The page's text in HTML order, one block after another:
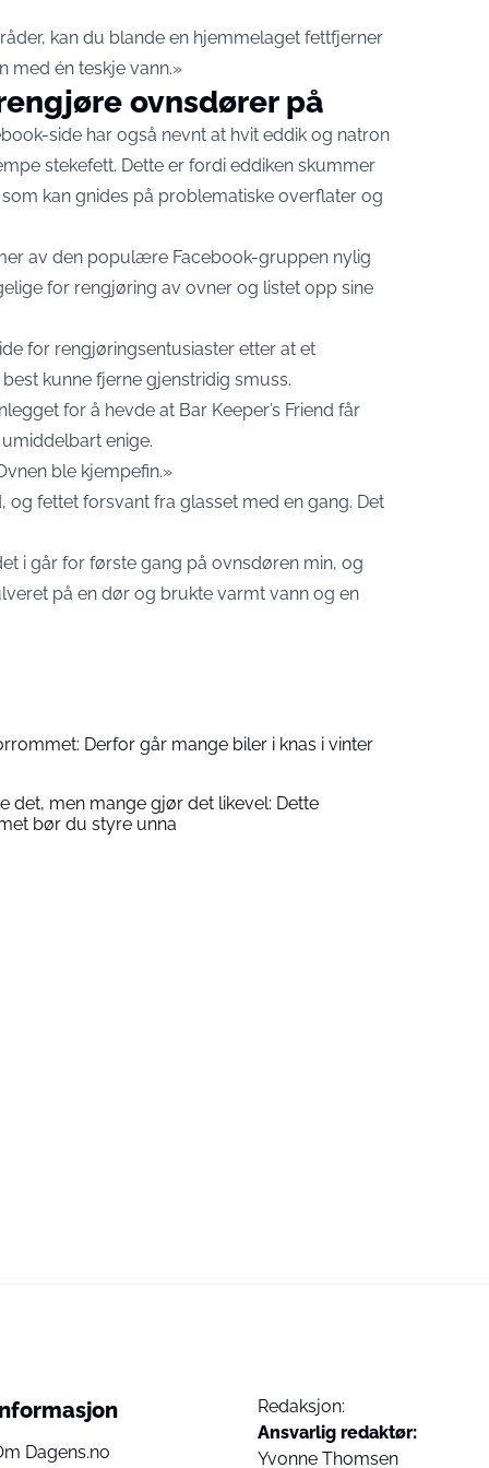
kan du blande en hjemmelaget fettfjerner
med én teskje vann.»
ovnsdører på
side har også nevnt at hvit eddik og natron
stekefett. Dette er fordi eddiken skummer
kan gnides på problematiske overflater og
av den populære Facebook-gruppen nylig
for rengjøring av ovner og listet opp sine
for rengjøringsentusiaster etter at et
kunne fjerne gjenstridig smuss.
for å hevde at Bar Keeper’s Friend får
enige.
ble kjempefin.»
og fettet forsvant fra glasset med en gang. Det
i går for første gang på ovnsdøren min, og
på en dør og brukte varmt vann og en
Derfor går mange biler i knas i vinter
det, men mange gjør det likevel: Dette
bør du styre unna
Dagens.no
Redaksjon:
Ansvarlig redaktør:
Yvonne Thomsen